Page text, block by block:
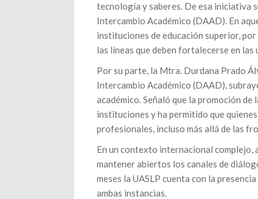
tecnología y saberes. De esa iniciativa
Intercambio Académico (DAAD). En
instituciones de educación superior,
las líneas que deben fortalecerse en las
Por su parte, la Mtra. Durdana Prado
Intercambio Académico (DAAD),
académico. Señaló que la promoción
instituciones y ha permitido que
profesionales, incluso más allá de las
En un contexto internacional complejo,
mantener abiertos los canales de
meses la UASLP cuenta con la
ambas instancias.